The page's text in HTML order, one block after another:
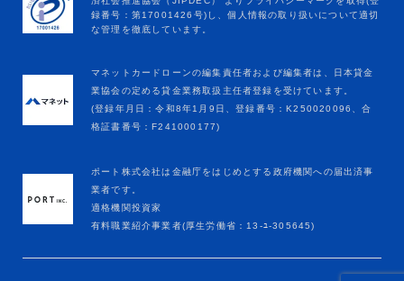
マネットカードローンの編集責任者および編集者は、日本貸金
業協会の定める貸金業務取扱主任者登録を受けています。
(登録年月日：令和8年1月9日、登録番号：K250020096、合
格証書番号：F241000177)
ポート株式会社は金融庁をはじめとする政府機関への届出済事
業者です。
適格機関投資家
有料職業紹介事業者(厚生労働省：13-ﾕ-305645)